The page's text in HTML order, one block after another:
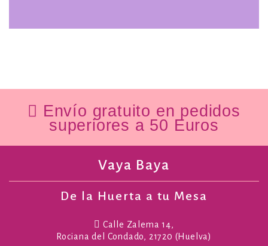
Envío gratuito en pedidos
superiores a 50 Euros
Vaya Baya
De la Huerta a tu Mesa
Calle Zalema 14,
Rociana del Condado, 21720 (Huelva)